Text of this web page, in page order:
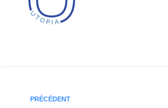
PRÉCÉDENT